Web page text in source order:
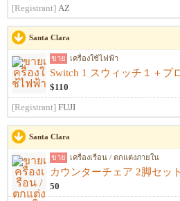
[Registrant] AZ
Santa Clara
ขาย เครื่องใช้ไฟฟ้า
Switch 1 スウィッチ１＋プ
$110
[Registrant] FUJI
Santa Clara
ขาย เครื่องเรือน / ตกแต่งภายใน
カウンターチェア 2脚セット
50